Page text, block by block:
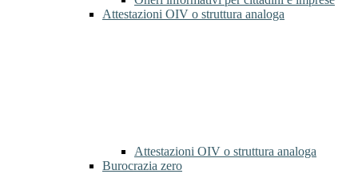
Attestazioni OIV o struttura analoga
Attestazioni OIV o struttura analoga
Burocrazia zero